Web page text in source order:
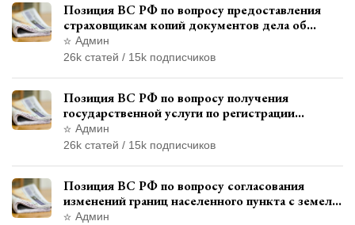
Позиция ВС РФ по вопросу предоставления
страховщикам копий документов дела об
административном правонарушении для
автотехнической экспертизы
Админ
26k статей / 15k подписчиков
Позиция ВС РФ по вопросу получения
государственной услуги по регистрации
транспортного средства через представителя
Админ
26k статей / 15k подписчиков
Позиция ВС РФ по вопросу согласования
изменений границ населенного пункта с земель
лесного фонда
Админ